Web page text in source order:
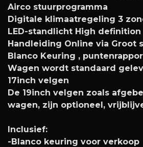
Airco stuurprogramma
Digitale klimaatregeling 3
LED-standlicht High definition
Handleiding Online via Groot
Blanco Keuring ,
Wagen wordt standaard
17inch velgen
De 19inch velgen zoals
wagen, zijn optioneel,
Inclusief:
-Blanco keuring voor verkoop